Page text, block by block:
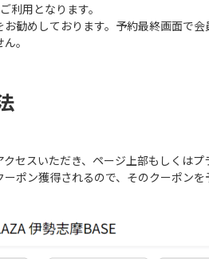
利用となります。
お勧めしております。予約最終画面で
。
クセスいただき、ページ上部もしくは
ポン獲得されるので、そのクーポンを